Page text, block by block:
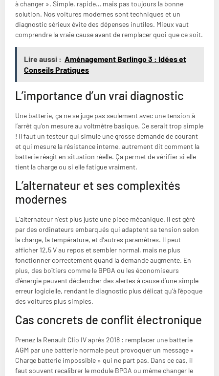
à changer ». Simple, rapide… mais pas toujours la bonne
solution. Nos voitures modernes sont techniques et un
diagnostic sérieux évite des dépenses inutiles. Mieux vaut
comprendre la vraie cause avant de remplacer quoi que ce soit.
Lire aussi : Aménagement Berlingo 3 : Idées et
Conseils Pratiques
L’importance d’un vrai diagnostic
Une batterie, ça ne se juge pas seulement avec une tension à
l’arrêt qu’on mesure au voltmètre basique. Ce serait trop simple
! Il faut un testeur qui simule une grosse demande de courant
et qui mesure la résistance interne, autrement dit comment la
batterie réagit en situation réelle. Ça permet de vérifier si elle
tient la charge ou si elle fatigue vraiment.
L’alternateur et ses complexités
modernes
L’alternateur n’est plus juste une pièce mécanique. Il est géré
par des ordinateurs embarqués qui adaptent sa tension selon
la charge, la température, et d’autres paramètres. Il peut
afficher 12,5 V au repos et sembler normal, mais ne plus
fonctionner correctement quand la demande augmente. En
plus, des boîtiers comme le BPGA ou les économiseurs
d’énergie peuvent déclencher des alertes à cause d’une simple
erreur logicielle, rendant le diagnostic plus délicat qu’à l’époque
des voitures plus simples.
Cas concrets de conflit électronique
Prenez la Renault Clio IV après 2018 : remplacer une batterie
AGM par une batterie normale peut provoquer un message «
Charge batterie impossible » qui ne part pas. Dans ce cas, il
faut souvent recalibrer le module BPGA ou même changer le